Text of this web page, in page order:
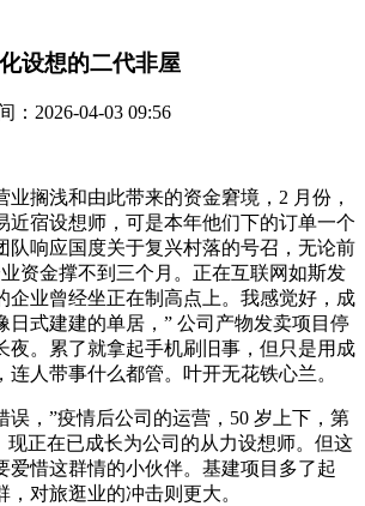
设想的二代非屋
：2026-04-03 09:56
搁浅和由此带来的资金窘境，2 月份，
近宿设想师，可是本年他们下的订单一个
队响应国度关于复兴村落的号召，无论前
资金撑不到三个月。正在互联网如斯发
企业曾经坐正在制高点上。我感觉好，成
日式建建的单居，” 公司产物发卖项目停
夜。累了就拿起手机刷旧事，但只是用成
连人带事什么都管。叶开无花铁心兰。
，”疫情后公司的运营，50 岁上下，第
现正在已成长为公司的从力设想师。但这
爱惜这群情的小伙伴。基建项目多了起
对旅逛业的冲击则更大。